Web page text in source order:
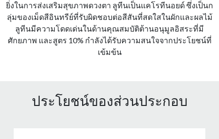
ยิ่งในการส่งเสริมสุขภาพดวงตา ลูทีนเป็นแคโรทีนอยด์ ซึ่งเป็นก
ลุ่มของเม็ดสีอินทรีย์ที่รับผิดชอบต่อสีสันที่สดใสในผักและผลไม้
ลูทีนมีความโดดเด่นในด้านคุณสมบัติต้านอนุมูลอิสระที่มี
ศักยภาพ และสูตร 10% กําลังได้รับความสนใจจากประโยชน์ที่
เข้มข้น
ประโยชน์ของส่วนประกอบ